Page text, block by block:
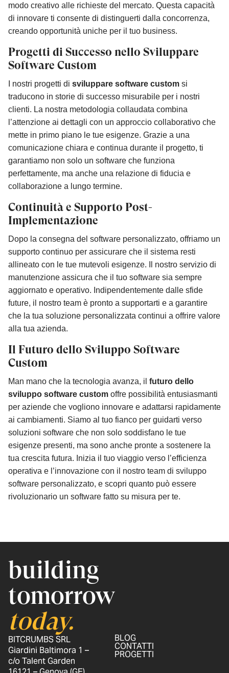
modo creativo alle richieste del mercato. Questa capacità
di innovare ti consente di distinguerti dalla concorrenza,
creando opportunità uniche per il tuo business.
Progetti di Successo nello Sviluppare
Software Custom
I nostri progetti di sviluppare software custom si
traducono in storie di successo misurabile per i nostri
clienti. La nostra metodologia collaudata combina
l’attenzione ai dettagli con un approccio collaborativo che
mette in primo piano le tue esigenze. Grazie a una
comunicazione chiara e continua durante il progetto, ti
garantiamo non solo un software che funziona
perfettamente, ma anche una relazione di fiducia e
collaborazione a lungo termine.
Continuità e Supporto Post-
Implementazione
Dopo la consegna del software personalizzato, offriamo un
supporto continuo per assicurare che il sistema resti
allineato con le tue mutevoli esigenze. Il nostro servizio di
manutenzione assicura che il tuo software sia sempre
aggiornato e operativo. Indipendentemente dalle sfide
future, il nostro team è pronto a supportarti e a garantire
che la tua soluzione personalizzata continui a offrire valore
alla tua azienda.
Il Futuro dello Sviluppo Software
Custom
Man mano che la tecnologia avanza, il futuro dello
sviluppo software custom offre possibilità entusiasmanti
per aziende che vogliono innovare e adattarsi rapidamente
ai cambiamenti. Siamo al tuo fianco per guidarti verso
soluzioni software che non solo soddisfano le tue
esigenze presenti, ma sono anche pronte a sostenere la
tua crescita futura. Inizia il tuo viaggio verso l’efficienza
operativa e l’innovazione con il nostro team di sviluppo
software personalizzato, e scopri quanto può essere
rivoluzionario un software fatto su misura per te.
building
tomorrow
today.
BITCRUMBS SRL
Giardini Baltimora 1 –
c/o Talent Garden
BLOG
CONTATTI
PROGETTI